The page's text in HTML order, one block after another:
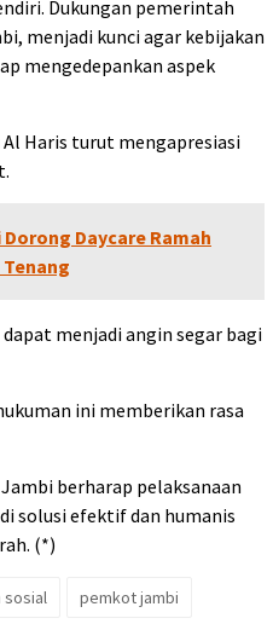
Dukungan pemerintah
menjadi kunci agar kebijakan
mengedepankan aspek
Haris turut mengapresiasi
Daycare Ramah
Tenang
menjadi angin segar bagi
ini memberikan rasa
berharap pelaksanaan
solusi efektif dan humanis
(*)
sosial
pemkot jambi